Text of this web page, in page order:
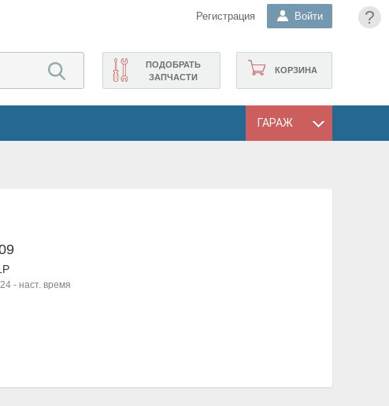
?
Регистрация Войти
КОРЗИНА
ПОДОБРАТЬ
ЗАПЧАСТИ
ГАРАЖ
- наст. время